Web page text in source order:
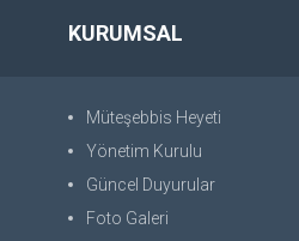
KURUMSAL
Müteşebbis Heyeti
Yönetim Kurulu
Güncel Duyurular
Foto Galeri